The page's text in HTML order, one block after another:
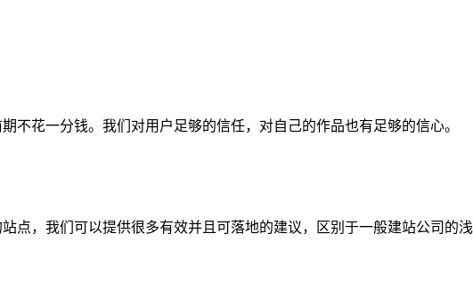
不花一分钱。我们对用户足够的信任，对自己的作品也有足够的信心。
点，我们可以提供很多有效并且可落地的建议，区别于一般建站公司的